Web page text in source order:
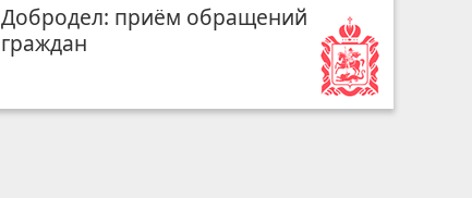
Добродел: приём обращений
граждан